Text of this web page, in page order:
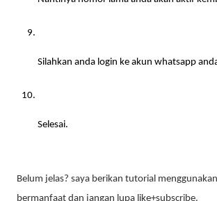
Silahkan anda login ke akun whatsapp
Selesai.
Belum jelas? saya berikan tutorial
bermanfaat dan jangan lupa like+subscribe.